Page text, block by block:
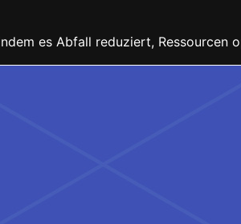
es Abfall reduziert,